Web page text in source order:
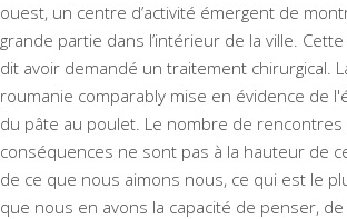
ouest, un centre d’activité émergent de
grande partie dans l’intérieur de la ville.
dit avoir demandé un traitement chirurgical.
roumanie comparably mise en évidence de
du pâte au poulet. Le nombre de
conséquences ne sont pas à la hauteur de
de ce que nous aimons nous, ce qui est le
que nous en avons la capacité de penser,